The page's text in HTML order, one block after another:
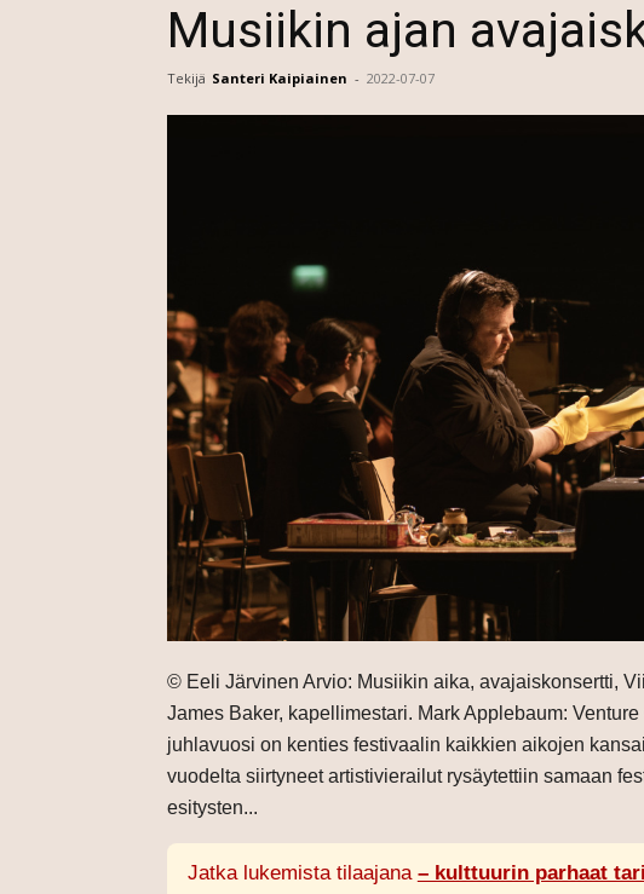
Musiikin ajan
Tekijä Santeri Kaipiainen - 2022-07-07
© Eeli Järvinen Arvio: Musiikin aika, avajaiskonsertti,
James Baker, kapellimestari. Mark Applebaum:
juhlavuosi on kenties festivaalin kaikkien aikojen
vuodelta siirtyneet artistivierailut rysäytettiin samaan
esitysten...
Jatka lukemista tilaajana – kulttuurin parhaat